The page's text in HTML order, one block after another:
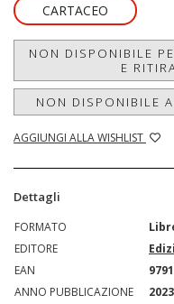
CARTACEO
NON DISPONIBILE
E
NON DISPONIBILE
AGGIUNGI ALLA WISHLIST
Dettagli
FORMATO
EDITORE
EAN
ANNO PUBBLICAZIONE
2023